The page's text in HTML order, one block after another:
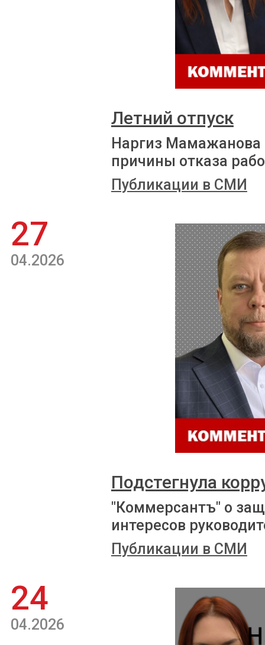
Летний отпуск
Наргиз Мамажанова
причины отказа
Публикации в СМИ
27
04.2026
Подстегнула
"Коммерсантъ" о
интересов
Публикации в СМИ
24
04.2026